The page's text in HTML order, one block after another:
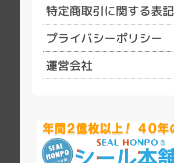
特定商取引に関する表記
プライバシーポリシー
運営会社